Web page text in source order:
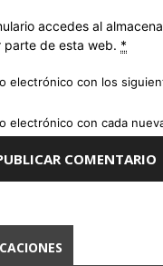
accedes al
de esta web. *
electrónico con los
electrónico con cada